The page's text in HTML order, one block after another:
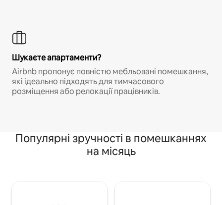
Шукаєте апартаменти?
Airbnb пропонує повністю мебльовані помешкання,
які ідеально підходять для тимчасового
розміщення або релокації працівників.
Популярні зручності в помешканнях
на місяць